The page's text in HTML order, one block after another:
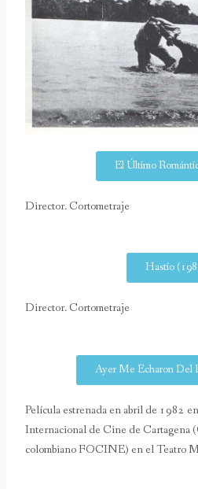
El Último
Director. Cortometraje
Hastío
Director. Cortometraje
Ayer Me Echaron Del
Película estrenada en abril de 1982
Internacional de Cine de Cartagena
colombiano FOCINE) en el Teatro